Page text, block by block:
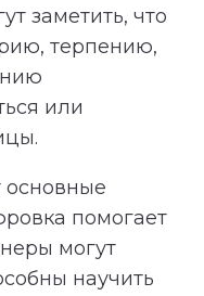
заметить, что
терпению,
или
основные
помогает
могут
научить